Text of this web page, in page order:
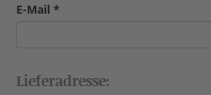
E-Mail *
Lieferadresse: